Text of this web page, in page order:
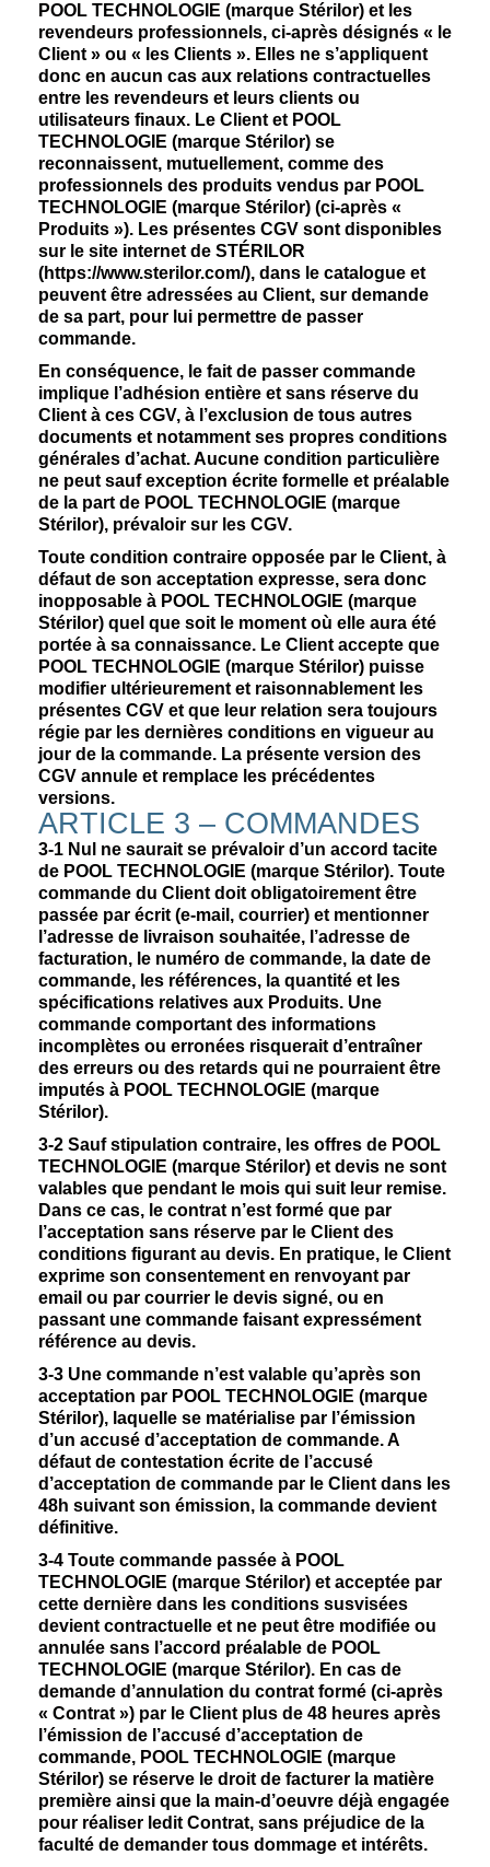
POOL TECHNOLOGIE (marque Stérilor) et les
revendeurs professionnels, ci-après désignés « le
Client » ou « les Clients ». Elles ne s’appliquent
donc en aucun cas aux relations contractuelles
entre les revendeurs et leurs clients ou
utilisateurs finaux. Le Client et POOL
TECHNOLOGIE (marque Stérilor) se
reconnaissent, mutuellement, comme des
professionnels des produits vendus par POOL
TECHNOLOGIE (marque Stérilor) (ci-après «
Produits »). Les présentes CGV sont disponibles
sur le site internet de STÉRILOR
(https://www.sterilor.com/), dans le catalogue et
peuvent être adressées au Client, sur demande
de sa part, pour lui permettre de passer
commande.
En conséquence, le fait de passer commande
implique l’adhésion entière et sans réserve du
Client à ces CGV, à l’exclusion de tous autres
documents et notamment ses propres conditions
générales d’achat. Aucune condition particulière
ne peut sauf exception écrite formelle et préalable
de la part de POOL TECHNOLOGIE (marque
Stérilor), prévaloir sur les CGV.
Toute condition contraire opposée par le Client, à
défaut de son acceptation expresse, sera donc
inopposable à POOL TECHNOLOGIE (marque
Stérilor) quel que soit le moment où elle aura été
portée à sa connaissance. Le Client accepte que
POOL TECHNOLOGIE (marque Stérilor) puisse
modifier ultérieurement et raisonnablement les
présentes CGV et que leur relation sera toujours
régie par les dernières conditions en vigueur au
jour de la commande. La présente version des
CGV annule et remplace les précédentes
versions.
ARTICLE 3 – COMMANDES
3-1 Nul ne saurait se prévaloir d’un accord tacite
de POOL TECHNOLOGIE (marque Stérilor). Toute
commande du Client doit obligatoirement être
passée par écrit (e-mail, courrier) et mentionner
l’adresse de livraison souhaitée, l’adresse de
facturation, le numéro de commande, la date de
commande, les références, la quantité et les
spécifications relatives aux Produits. Une
commande comportant des informations
incomplètes ou erronées risquerait d’entraîner
des erreurs ou des retards qui ne pourraient être
imputés à POOL TECHNOLOGIE (marque
Stérilor).
3-2 Sauf stipulation contraire, les offres de POOL
TECHNOLOGIE (marque Stérilor) et devis ne sont
valables que pendant le mois qui suit leur remise.
Dans ce cas, le contrat n’est formé que par
l’acceptation sans réserve par le Client des
conditions figurant au devis. En pratique, le Client
exprime son consentement en renvoyant par
email ou par courrier le devis signé, ou en
passant une commande faisant expressément
référence au devis.
3-3 Une commande n’est valable qu’après son
acceptation par POOL TECHNOLOGIE (marque
Stérilor), laquelle se matérialise par l’émission
d’un accusé d’acceptation de commande. A
défaut de contestation écrite de l’accusé
d’acceptation de commande par le Client dans les
48h suivant son émission, la commande devient
définitive.
3-4 Toute commande passée à POOL
TECHNOLOGIE (marque Stérilor) et acceptée par
cette dernière dans les conditions susvisées
devient contractuelle et ne peut être modifiée ou
annulée sans l’accord préalable de POOL
TECHNOLOGIE (marque Stérilor). En cas de
demande d’annulation du contrat formé (ci-après
« Contrat ») par le Client plus de 48 heures après
l’émission de l’accusé d’acceptation de
commande, POOL TECHNOLOGIE (marque
Stérilor) se réserve le droit de facturer la matière
première ainsi que la main-d’oeuvre déjà engagée
pour réaliser ledit Contrat, sans préjudice de la
faculté de demander tous dommage et intérêts.